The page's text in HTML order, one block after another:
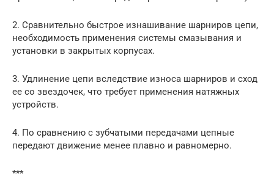
2. Сравнительно быстрое изнашивание шарниров цепи,
необходимость применения системы смазывания и
установки в закрытых корпусах.
3. Удлинение цепи вследствие износа шарниров и сход
ее со звездочек, что требует применения натяжных
устройств.
4. По сравнению с зубчатыми передачами цепные
передают движение менее плавно и равномерно.
***